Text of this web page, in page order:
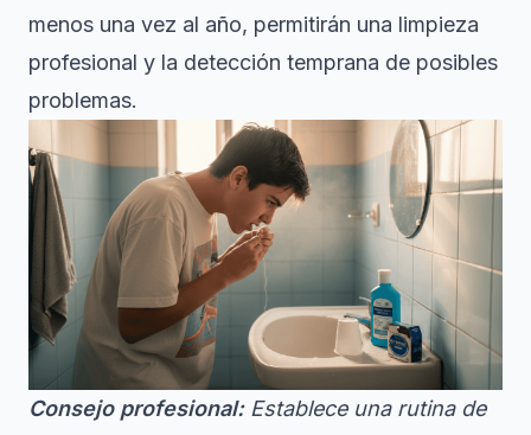
menos una vez al año, permitirán una limpieza
profesional y la detección temprana de posibles
problemas.
Consejo profesional: Establece una rutina de